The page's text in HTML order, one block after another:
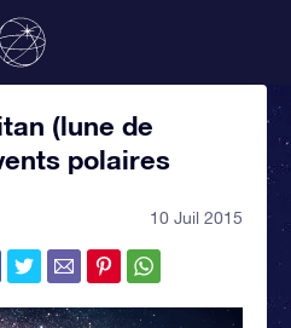
(lune de
polaires
10 Juil 2015